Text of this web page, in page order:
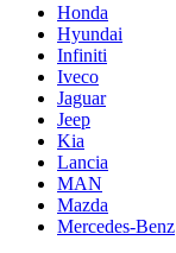
Honda
Hyundai
Infiniti
Iveco
Jaguar
Jeep
Kia
Lancia
MAN
Mazda
Mercedes-Benz